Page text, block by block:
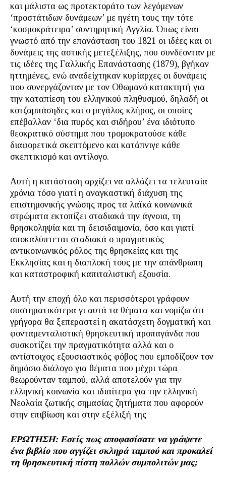
και μάλιστα ως προτεκτοράτο των λεγόμενων
‘προστάτιδων δυνάμεων’ με ηγέτη τους την τότε
‘κοσμοκράτειρα’ συντηρητική Αγγλία. Όπως είναι
γνωστό από την επανάσταση του 1821 οι ιδέες και οι
δυνάμεις της αστικής μετεξέλιξης, που συνδέονταν με
τις ιδέες της Γαλλικής Επανάστασης (1879), βγήκαν
ηττημένες, ενώ αναδείχτηκαν κυρίαρχες οι δυνάμεις
που συνεργάζονταν με τον Οθωμανό κατακτητή για
την καταπίεση του ελληνικού πληθυσμού, δηλαδή οι
κοτζαμπάσηδες και ο μεγάλος κλήρος, οι οποίες
επέβαλλαν ‘δια πυρός και σιδήρου’ ένα ιδιότυπο
θεοκρατικό σύστημα που τρομοκρατούσε κάθε
διαφορετικά σκεπτόμενο και κατάπνιγε κάθε
σκεπτικισμό και αντίλογο.
Αυτή η κατάσταση αρχίζει να αλλάζει τα τελευταία
χρόνια τόσο γιατί η αναγκαστική διάχυση της
επιστημονικής γνώσης προς τα λαϊκά κοινωνικά
στρώματα εκτοπίζει σταδιακά την άγνοια, τη
θρησκοληψία και τη δεισιδαιμονία, όσο και γιατί
αποκαλύπτεται σταδιακά ο πραγματικός
αντικοινωνικός ρόλος της θρησκείας και της
Εκκλησίας και η διαπλοκή τους με την απάνθρωπη
και καταστροφική καπιταλιστική εξουσία.
Αυτή την εποχή όλο και περισσότεροι γράφουν
συστηματικότερα γι αυτά τα θέματα και νομίζω ότι
γρήγορα θα ξεπεραστεί η ακατάσχετη δογματική και
φονταμενταλιστική θρησκευτική προπαγάνδα που
συσκοτίζει την πραγματικότητα αλλά και ο
αντίστοιχος εξουσιαστικός φόβος που εμποδίζουν τον
δημόσιο διάλογο για θέματα που μέχρι τώρα
θεωρούνταν ταμπού, αλλά αποτελούν για την
ελληνική κοινωνία και ιδιαίτερα για την ελληνική
Νεολαία ζωτικής σημασίας ζητήματα που αφορούν
στην επιβίωση και στην εξέλιξή της
ΕΡΩΤΗΣΗ: Εσείς πως αποφασίσατε να γράψετε
ένα βιβλίο που αγγίζει σκληρά ταμπού και προκαλεί
τη θρησκευτική πίστη πολλών συμπολιτών μας;